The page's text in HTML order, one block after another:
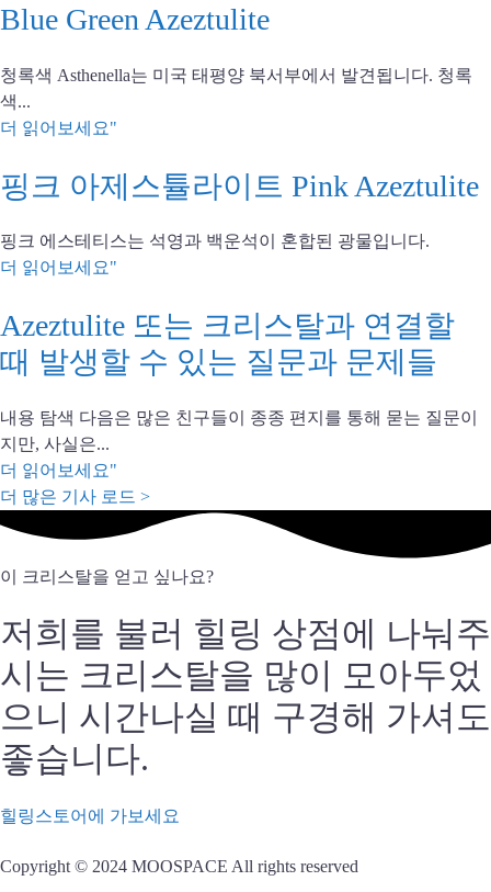
Blue Green Azeztulite
청록색 Asthenella는 미국 태평양 북서부에서 발견됩니다. 청록
색...
더 읽어보세요"
핑크 아제스튤라이트 Pink Azeztulite
핑크 에스테티스는 석영과 백운석이 혼합된 광물입니다.
더 읽어보세요"
Azeztulite 또는 크리스탈과 연결할
때 발생할 수 있는 질문과 문제들
내용 탐색 다음은 많은 친구들이 종종 편지를 통해 묻는 질문이
지만, 사실은...
더 읽어보세요"
더 많은 기사 로드 >
이 크리스탈을 얻고 싶나요?
저희를 불러 힐링 상점에 나눠주
시는 크리스탈을 많이 모아두었
으니 시간나실 때 구경해 가셔도
좋습니다.
힐링스토어에 가보세요
Copyright © 2024 MOOSPACE All rights reserved